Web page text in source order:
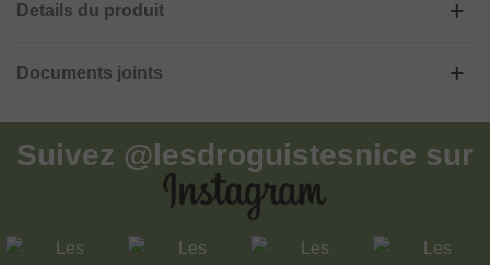
Details du produit
Documents joints
Suivez @lesdroguistesnice sur